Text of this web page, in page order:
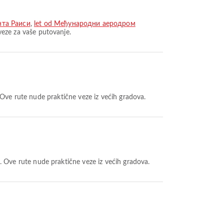
Раиси, let od Међународни аеродром
za vaše putovanje.
rute nude praktične veze iz većih gradova.
rute nude praktične veze iz većih gradova.